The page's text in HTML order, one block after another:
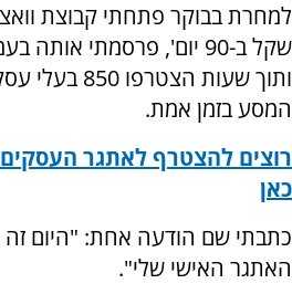
למחרת בבוקר פתחתי קבוצת
שקל ב-90 יום', פרסמתי
ותוך שעות
המסע בזמן אמת.
רוצים להצטרף לאתגר
כאן
כתבתי שם הודעה אחת: "היום זה
האתגר האישי שלי".